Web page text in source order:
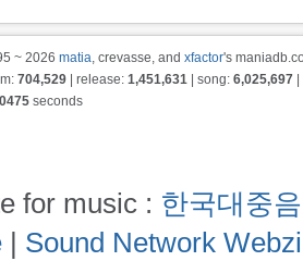
~ 2026 matia, crevasse, and xfactor's
704,529 | release: 1,451,631 | song: 6,025,697
seconds
for music : 한국대중
| Sound Network